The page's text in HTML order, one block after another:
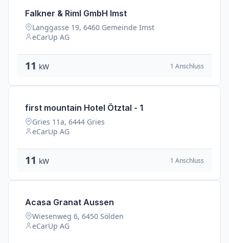
Falkner & Riml GmbH Imst
Langgasse 19, 6460 Gemeinde Imst
eCarUp AG
11 kW 1 Anschluss
first mountain Hotel Ötztal - 1
Gries 11a, 6444 Gries
eCarUp AG
11 kW 1 Anschluss
Acasa Granat Aussen
Wiesenweg 6, 6450 Sölden
eCarUp AG